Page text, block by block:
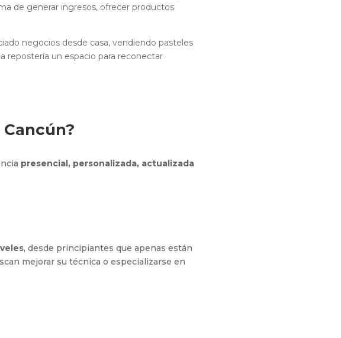
de generar ingresos, ofrecer productos
negocios desde casa, vendiendo pasteles
repostería un espacio para reconectar
presencial, personalizada, actualizada
, desde principiantes que apenas están
mejorar su técnica o especializarse en